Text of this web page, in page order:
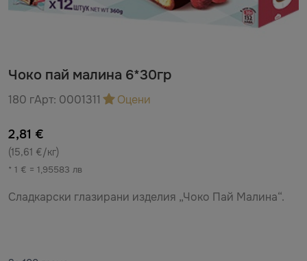
Чоко пай малина 6*30гр
180 гАрт: 0001311 Оцени
2,81 €
(15,61 €/кг)
* 1 € = 1,95583 лв
Сладкарски глазирани изделия „Чоко Пай Малина“.